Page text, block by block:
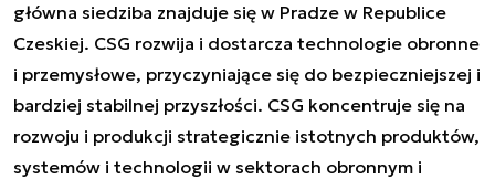
główna siedziba znajduje się w Pradze w Republice
Czeskiej. CSG rozwija i dostarcza technologie obronne
i przemysłowe, przyczyniające się do bezpieczniejszej i
bardziej stabilnej przyszłości. CSG koncentruje się na
rozwoju i produkcji strategicznie istotnych produktów,
systemów i technologii w sektorach obronnym i